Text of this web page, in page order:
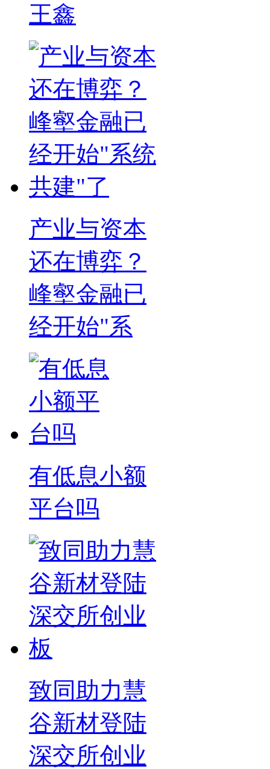
王鑫
产业与资本
还在博弈？
峰壑金融已
经开始"系
有低息小额
平台吗
致同助力慧
谷新材登陆
深交所创业